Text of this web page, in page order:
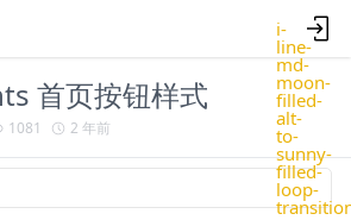
i-
line-
md-
moon-
filled-
alt-
to-
sunny-
filled-
loop-
首页按钮样式
1081 2 年前